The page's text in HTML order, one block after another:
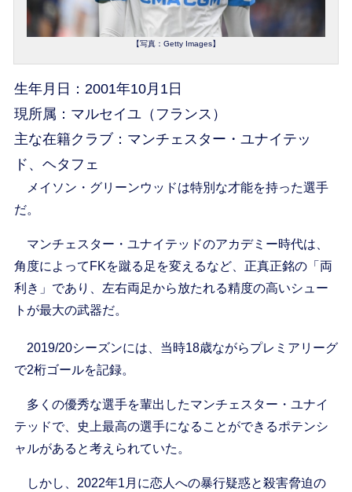
【写真：Getty Images】
生年月日：2001年10月1日
現所属：マルセイユ（フランス）
主な在籍クラブ：マンチェスター・ユナイテッ
ド、ヘタフェ
メイソン・グリーンウッドは特別な才能を持った選手
だ。
マンチェスター・ユナイテッドのアカデミー時代は、
角度によってFKを蹴る足を変えるなど、正真正銘の「両
利き」であり、左右両足から放たれる精度の高いシュー
トが最大の武器だ。
2019/20シーズンには、当時18歳ながらプレミアリーグ
で2桁ゴールを記録。
多くの優秀な選手を輩出したマンチェスター・ユナイ
テッドで、史上最高の選手になることができるポテンシ
ャルがあると考えられていた。
しかし、2022年1月に恋人への暴行疑惑と殺害脅迫の